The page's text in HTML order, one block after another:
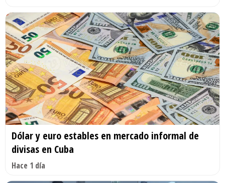
Dólar y euro estables en mercado informal de
divisas en Cuba
Hace 1 día